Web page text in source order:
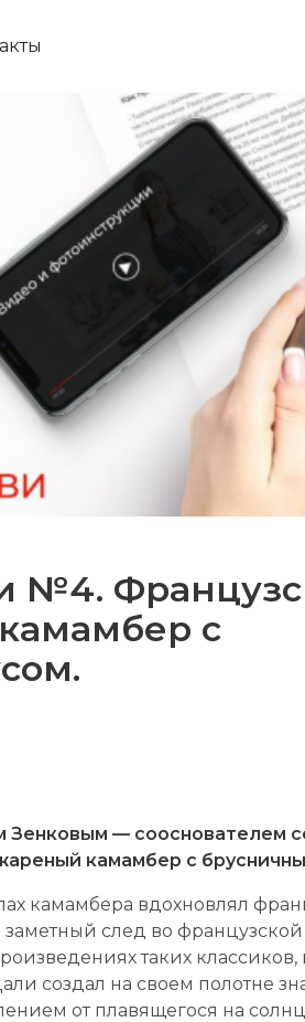
№4.
с
Зенковым — сооснователем
камамбер с
камамбера вдохновлял
след во
таких
создал на своем полотне
от плавящегося на